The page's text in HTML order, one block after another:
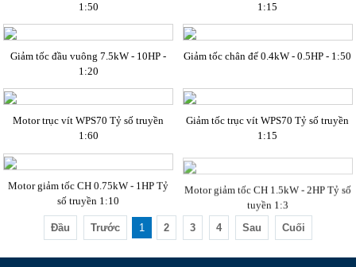
1:50
1:15
Giảm tốc đầu vuông 7.5kW - 10HP -
1:20
Giảm tốc chân đế 0.4kW - 0.5HP - 1:50
Motor trục vít WPS70 Tỷ số truyền
1:60
Giảm tốc trục vít WPS70 Tỷ số truyền
1:15
Motor giảm tốc CH 0.75kW - 1HP Tỷ
số truyền 1:10
Motor giảm tốc CH 1.5kW - 2HP Tỷ số
tuyền 1:3
Đầu Trước 1 2 3 4 Sau Cuối